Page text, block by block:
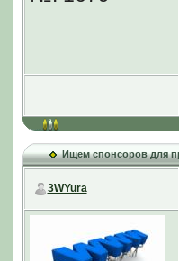
Ищем спонсоров для
3WYura